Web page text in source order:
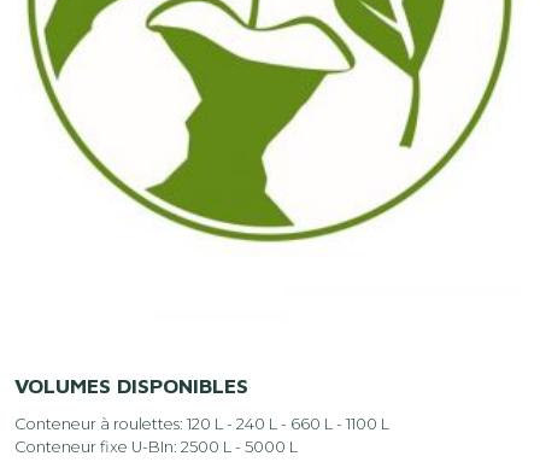
VOLUMES DISPONIBLES
Conteneur à roulettes: 120 L - 240 L - 660 L - 1100 L
Conteneur fixe U-BIn: 2500 L - 5000 L